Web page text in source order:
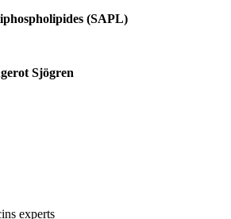
(SAPL)
Sjögren
experts